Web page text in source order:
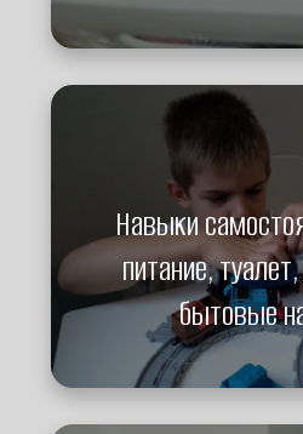
Навыки
питание,
бытовые